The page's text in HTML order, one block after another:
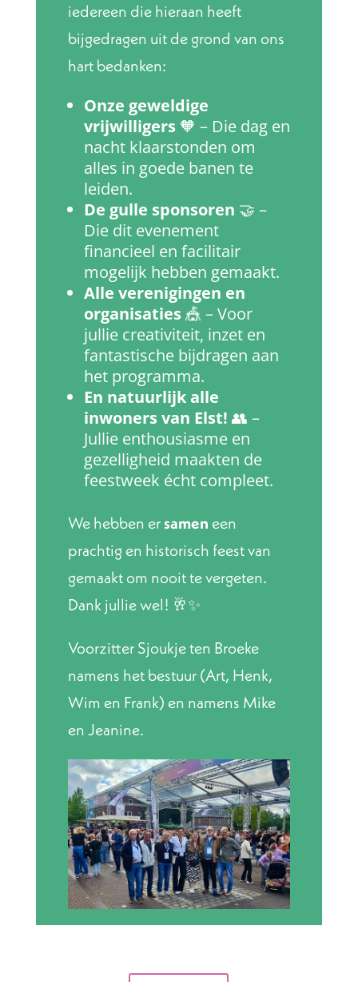
iedereen die hieraan heeft
bijgedragen uit de grond van ons
hart bedanken:
Onze geweldige
vrijwilligers🧡 – Die dag en
nacht klaarstonden om
alles in goede banen te
leiden.
De gulle sponsoren 🤝 –
Die dit evenement
financieel en facilitair
mogelijk hebben gemaakt.
Alle verenigingen en
organisaties🎪 – Voor
jullie creativiteit, inzet en
fantastische bijdragen aan
het programma.
En natuurlijk alle
inwoners van Elst! 👥 –
Jullie enthousiasme en
gezelligheid maakten de
feestweek écht compleet.
We hebben ersamen een
prachtig en historisch feest van
gemaakt om nooit te vergeten.
Dank jullie wel! 🥂✨
Voorzitter Sjoukje ten Broeke
namens het bestuur (Art, Henk,
Wim en Frank) en namens Mike
en Jeanine.